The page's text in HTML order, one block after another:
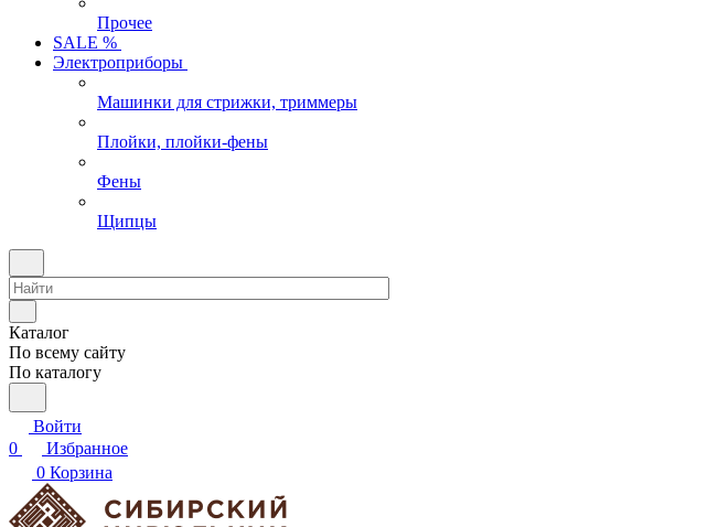
Прочее
SALE %
Электроприборы
Машинки для стрижки, триммеры
Плойки, плойки-фены
Фены
Щипцы
Каталог
По всему сайту
По каталогу
Войти
0
Избранное
0 Корзина